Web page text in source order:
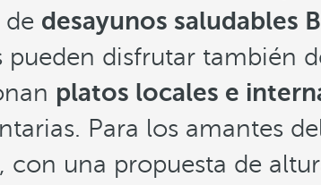
desayunos saludables
pueden disfrutar también
platos locales e
Para los amantes
una propuesta de